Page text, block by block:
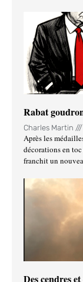
Rabat
Charles Martin
Après les
décorations en
franchit un
Des cendres